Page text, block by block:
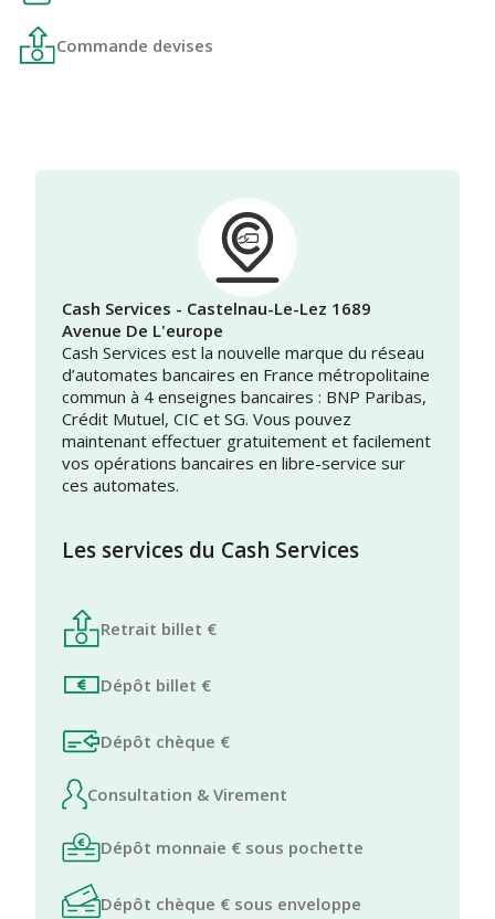
Commande devises
Cash Services - Castelnau-Le-Lez 1689
Avenue De L'europe
Cash Services est la nouvelle marque du réseau
d’automates bancaires en France métropolitaine
commun à 4 enseignes bancaires : BNP Paribas,
Crédit Mutuel, CIC et SG. Vous pouvez
maintenant effectuer gratuitement et facilement
vos opérations bancaires en libre-service sur
ces automates.
Les services du Cash Services
Retrait billet €
Dépôt billet €
Dépôt chèque €
Consultation & Virement
Dépôt monnaie € sous pochette
Dépôt chèque € sous enveloppe